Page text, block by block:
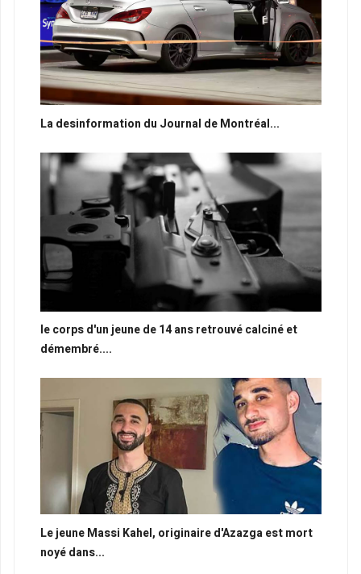
La desinformation du Journal de Montréal...
le corps d'un jeune de 14 ans retrouvé calciné et
démembré....
Le jeune Massi Kahel, originaire d'Azazga est mort
noyé dans...